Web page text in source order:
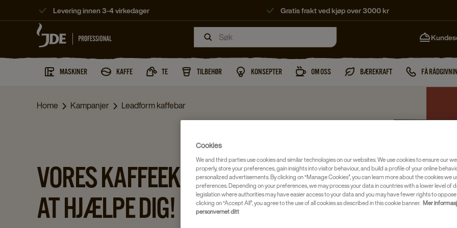
Levering innen 3-4 virkedager Gratis frakt ved kjøp over 3000 kr
MASKINER KAFFE TE TILBEHØR KONSEPTER OM OSS BÆREKRAFT FÅ
Home Kampanjer Leadform kaffebar
VORES KAFFEEKSPERTER ER KLAR TIL
AT HJÆLPE DIG!
Cookies
We and third parties use cookies and similar technologies on our websites. We use cookies to ensure our
properly, store your preferences, gain insights into visitor behaviour, and build a profile of your online
personalized advertisements. By clicking on “Manage Cookies”, you can learn more about the cookies we
preferences. Depending on your preferences, we may process your data in countries with a lower level of
legislation where authorities may have easier access to your data and you may have fewer rights to
clicking on “Accept All”, you agree to the use of all cookies as described in this cookie banner. Mer
personvernet ditt